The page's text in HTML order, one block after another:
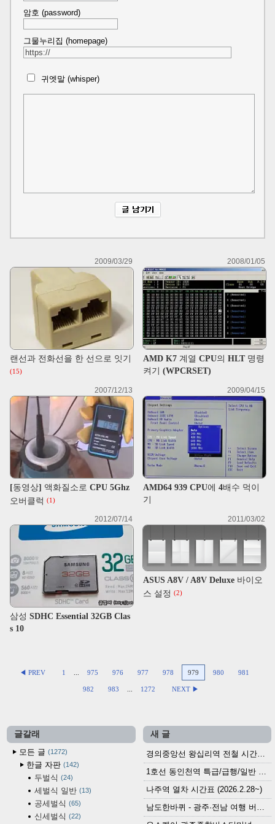
암호 (password)
그물누리집 (homepage)
귀엣말 (whisper)
2009/03/29
랜선과 전화선을 한 선으로 잇기
(15)
2008/01/05
AMD K7 계열 CPU의 HLT 명령
켜기 (WPCRSET)
2007/12/13
[동영상] 액화질소로 CPU 5Ghz
오버클럭(1)
2009/04/15
AMD64 939 CPU에 4배수 먹이
기
2012/07/14
삼성 SDHC Essential 32GB Clas
s 10
2011/03/02
ASUS A8V / A8V Deluxe 바이오
스 설정 (2)
◀ PREV 1 975 976 977 978 979 980 981
982 983 1272 NEXT ▶
글갈래
모든 글
1272
한글 자판 142
두벌식 24
세벌식 일반 13
공세벌식 65
신세벌식 22
새 글
경의중앙선 왕십리역 전철 시간표 (2026.4.20~)
나주역 열차 시간표 (2026.2.28~)